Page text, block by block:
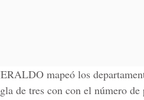
mapeó los
de tres con con el número de